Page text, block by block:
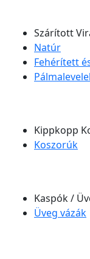
Szárított
Natúr
Fehérített
Kippkopp
Koszorúk
Kaspók /
Üveg vázák